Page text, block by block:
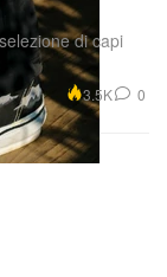
di capi
3.5K 0